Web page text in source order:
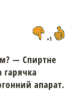
+1
— Спиртне
апарат.